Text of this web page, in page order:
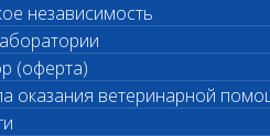
независимость
(оферта)
оказания ветеринарной